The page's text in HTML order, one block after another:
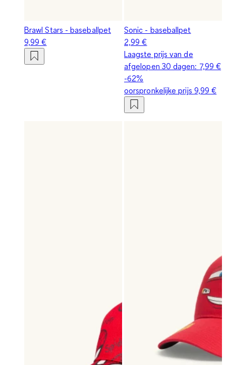
Brawl Stars - baseballpet
9,99 €
Sonic - baseballpet
2,99 €
Laagste prijs van de
afgelopen 30 dagen: 7,99 €
-62%
oorspronkelijke prijs 9,99 €